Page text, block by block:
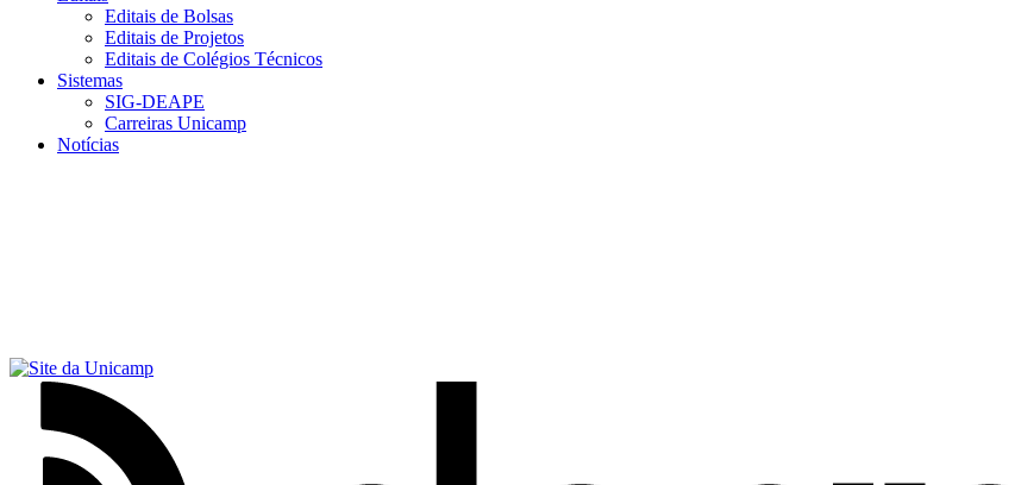
Editais de Bolsas
Editais de Projetos
Editais de Colégios Técnicos
Sistemas
SIG-DEAPE
Carreiras Unicamp
Notícias